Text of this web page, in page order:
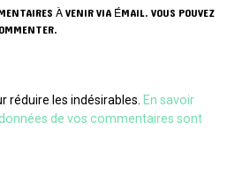
À VENIR VIA ÉMAIL. VOUS POUVEZ
réduire les indésirables. En savoir
de vos commentaires sont